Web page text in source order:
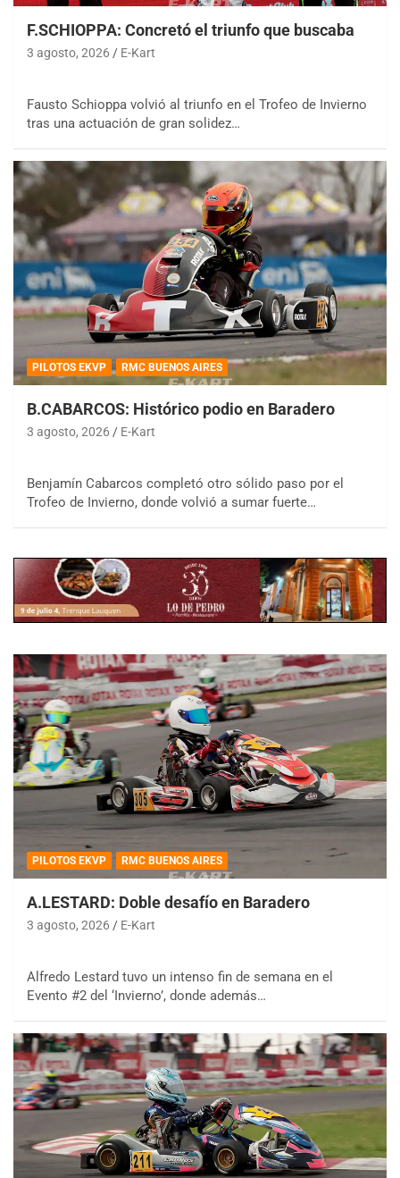
F.SCHIOPPA: Concretó el triunfo que buscaba
3 agosto, 2026 E-Kart
Fausto Schioppa volvió al triunfo en el Trofeo de Invierno
tras una actuación de gran solidez…
PILOTOS EKVP RMC BUENOS AIRES
B.CABARCOS: Histórico podio en Baradero
3 agosto, 2026 E-Kart
Benjamín Cabarcos completó otro sólido paso por el
Trofeo de Invierno, donde volvió a sumar fuerte…
PILOTOS EKVP RMC BUENOS AIRES
A.LESTARD: Doble desafío en Baradero
3 agosto, 2026 E-Kart
Alfredo Lestard tuvo un intenso fin de semana en el
Evento #2 del ‘Invierno’, donde además…